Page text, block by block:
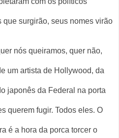
surgirão, seus nomes virão
nós queiramos, quer não,
um artista de Hollywood, da
japonês da Federal na porta
querem fugir. Todos eles. O
é a hora da porca torcer o